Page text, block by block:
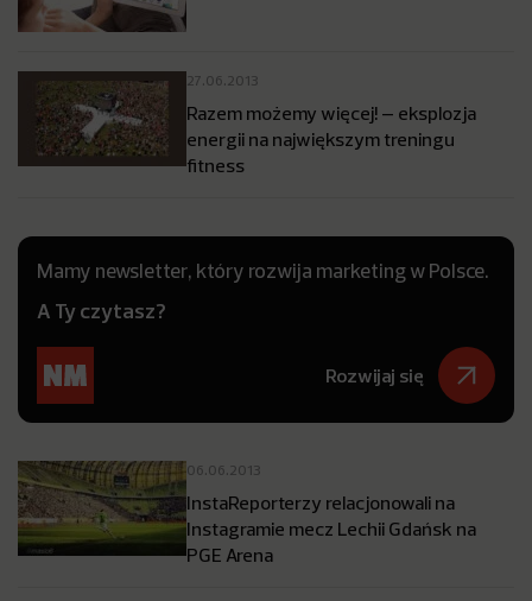
27.06.2013
Razem możemy więcej! – eksplozja
energii na największym treningu
fitness
Mamy newsletter, który rozwija marketing w Polsce.
A Ty czytasz?
Rozwijaj się
06.06.2013
InstaReporterzy relacjonowali na
Instagramie mecz Lechii Gdańsk na
PGE Arena